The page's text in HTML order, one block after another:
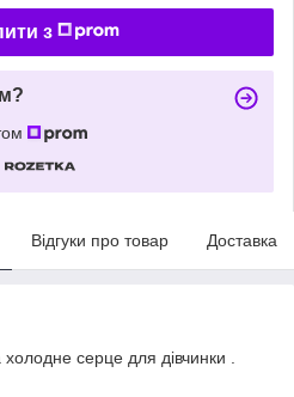
з
Відгуки про товар Доставка
серце для дівчинки .